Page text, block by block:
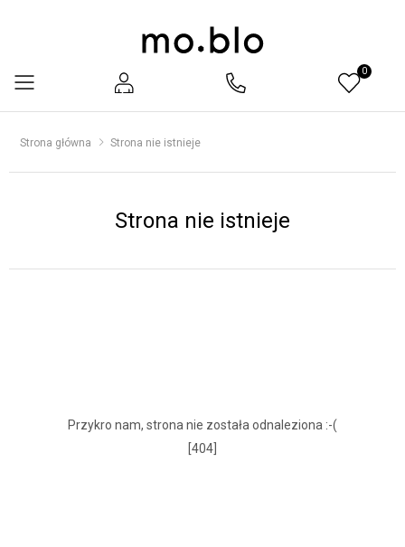
Menu
0
Strona główna Strona nie istnieje
Strona nie istnieje
Przykro nam, strona nie została odnaleziona :-(
[404]